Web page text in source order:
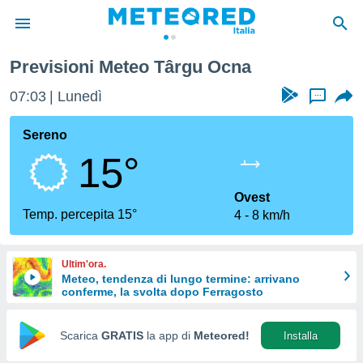
di
per
le
di
Web
Previsioni Meteo Târgu Ocna
07:03 Lunedì ...
Sereno
15°
Temp. percepita 15°
Ovest
4
8 km/h
Ultim'ora.
Meteo, tendenza di lungo termine: arrivano
conferme, la svolta dopo Ferragosto
Scarica GRATIS la app di Meteored! Installa